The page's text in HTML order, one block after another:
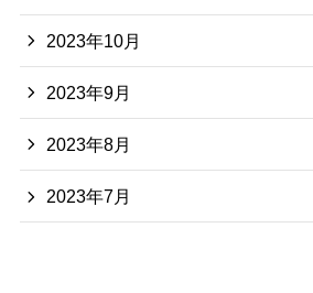
2023年10月
2023年9月
2023年8月
2023年7月